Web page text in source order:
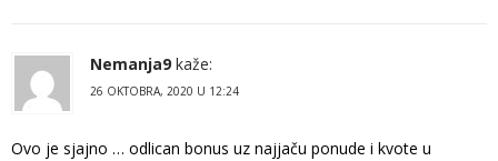
Nemanja9 kaže:
26 OKTOBRA, 2020 U 12:24
Ovo je sjajno … odlican bonus uz najjaču ponude i kvote u